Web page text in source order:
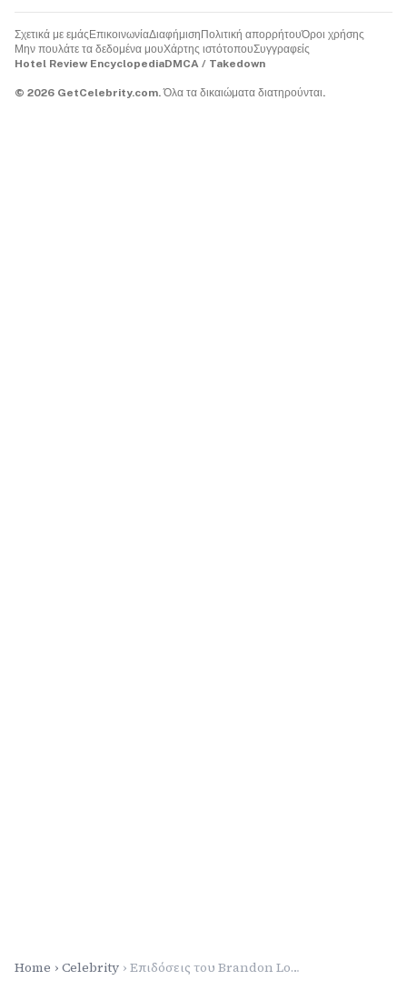
Σχετικά με εμάς ΕπικοινωνίαΔιαφήμιση Πολιτική απορρήτουΌροι χρήσης
Μην πουλάτε τα δεδομένα μουΧάρτης ιστότοπουΣυγγραφείς
Hotel Review EncyclopediaDMCA / Takedown
© 2026 GetCelebrity.com.Όλα τα δικαιώματα διατηρούνται.
Home Celebrity Επιδόσεις του Brandon Lowe εναντίον των Giants: Το home run διευρύνει το προβάδισμα των Pirates